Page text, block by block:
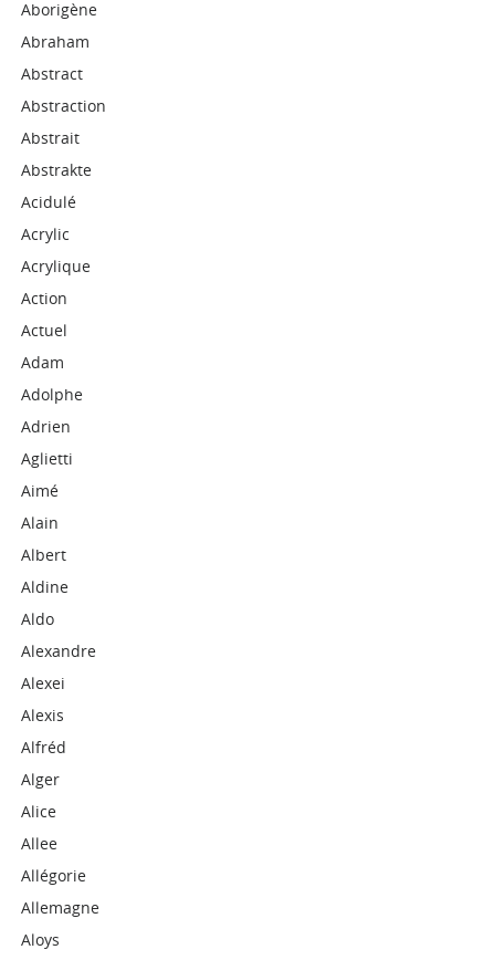
Aborigène
Abraham
Abstract
Abstraction
Abstrait
Abstrakte
Acidulé
Acrylic
Acrylique
Action
Actuel
Adam
Adolphe
Adrien
Aglietti
Aimé
Alain
Albert
Aldine
Aldo
Alexandre
Alexei
Alexis
Alfréd
Alger
Alice
Allee
Allégorie
Allemagne
Aloys